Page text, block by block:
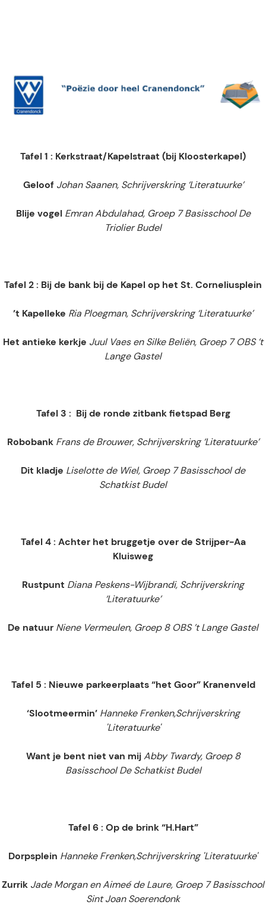
Tafel 1 : Kerkstraat/Kapelstraat (bij Kloosterkapel)
Geloof Johan Saanen, Schrijverskring ‘Literatuurke’
Blije vogel Emran Abdulahad, Groep 7 Basisschool De
Triolier Budel
Tafel 2 : Bij de bank bij de Kapel op het St. Corneliusplein
’t Kapelleke Ria Ploegman, Schrijverskring ‘Literatuurke’
Het antieke kerkje Juul Vaes en Silke Beliën, Groep 7 OBS ’t
Lange Gastel
Tafel 3 : Bij de ronde zitbank fietspad Berg
Robobank Frans de Brouwer, Schrijverskring ‘Literatuurke’
Dit kladje Liselotte de Wiel, Groep 7 Basisschool de
Schatkist Budel
Tafel 4 : Achter het bruggetje over de Strijper-Aa
Kluisweg
Rustpunt Diana Peskens-Wijbrandi, Schrijverskring
‘Literatuurke’
De natuur Niene Vermeulen, Groep 8 OBS ’t Lange Gastel
Tafel 5 : Nieuwe parkeerplaats “het Goor” Kranenveld
‘Slootmeermin’ Hanneke Frenken,Schrijverskring
'Literatuurke'
Want je bent niet van mijAbby Twardy, Groep 8
Basisschool De Schatkist Budel
Tafel 6 : Op de brink “H.Hart”
Dorpsplein Hanneke Frenken,Schrijverskring 'Literatuurke'
Zurrik Jade Morgan en Aimeé de Laure, Groep 7 Basisschool
Sint Joan Soerendonk